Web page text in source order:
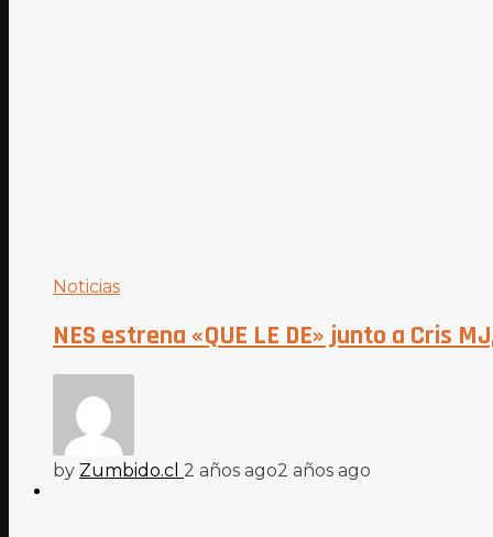
Noticias
NES estrena «QUE LE DE» junto a Cris
by Zumbido.cl 2 años ago2 años ago